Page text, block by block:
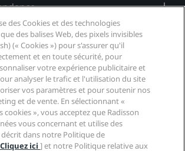
des voyages
des Cookies et des technologies
des balises Web, des pixels invisibles
(« Cookies ») pour s'assurer qu'il
et en toute sécurité, pour
votre expérience publicitaire et
analyser le trafic et l'utilisation du site
vos paramètres et pour soutenir nos
et de vente. En sélectionnant «
cookies », vous acceptez que Radisson
vous concernant et utilise des
dans notre Politique de
Cliquez ici] et notre Politique relative aux